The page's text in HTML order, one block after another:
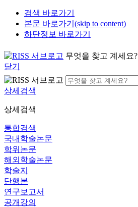
검색 바로가기
본문 바로가기(skip to content)
하단정보 바로가기
무엇을 찾고 계세요?
닫기
상세검색
상세검색
통합검색
국내학술논문
학위논문
해외학술논문
학술지
단행본
연구보고서
공개강의